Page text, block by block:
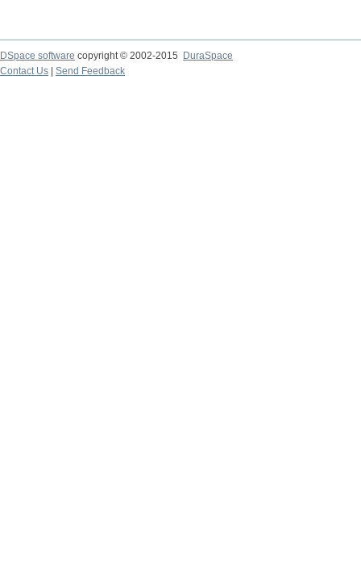
DSpace software copyright © 2002-2015
DuraSpace
Contact Us
Send Feedback